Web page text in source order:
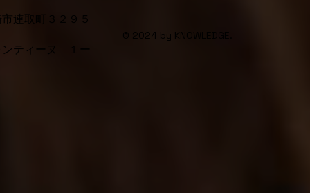
連取町３２９５
ンティーヌ １ー
© 2024 by KNOWLEDGE.